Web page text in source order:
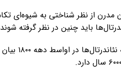
مدرن از نظر شناختی به شیوه‌ای
باید چنین در نظر گرفته
هنگامی که